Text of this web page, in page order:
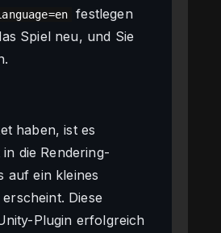
festlegen
Spiel neu, und Sie
haben, ist es
die Rendering-
auf ein kleines
Diese
Plugin erfolgreich